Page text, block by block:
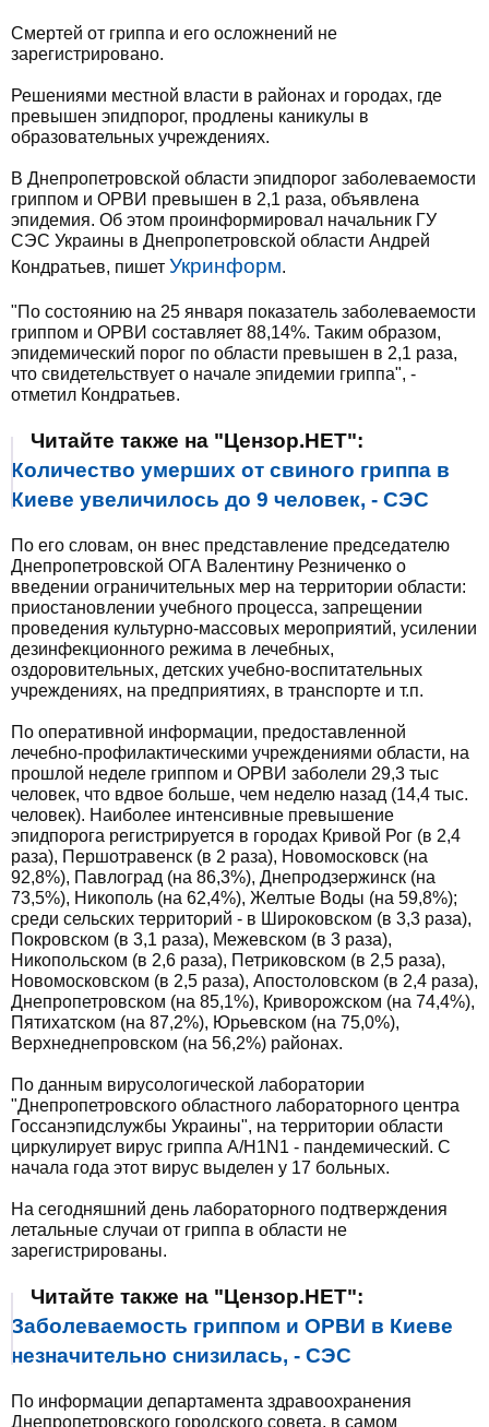
Смертей от гриппа и его осложнений не
зарегистрировано.
Решениями местной власти в районах и городах, где
превышен эпидпорог, продлены каникулы в
образовательных учреждениях.
В Днепропетровской области эпидпорог заболеваемости
гриппом и ОРВИ превышен в 2,1 раза, объявлена
эпидемия. Об этом проинформировал начальник ГУ
СЭС Украины в Днепропетровской области Андрей
Кондратьев, пишет Укринформ.
"По состоянию на 25 января показатель заболеваемости
гриппом и ОРВИ составляет 88,14%. Таким образом,
эпидемический порог по области превышен в 2,1 раза,
что свидетельствует о начале эпидемии гриппа", -
отметил Кондратьев.
Читайте также на "Цензор.НЕТ":
Количество умерших от свиного гриппа в
Киеве увеличилось до 9 человек, - СЭС
По его словам, он внес представление председателю
Днепропетровской ОГА Валентину Резниченко о
введении ограничительных мер на территории области:
приостановлении учебного процесса, запрещении
проведения культурно-массовых мероприятий, усилении
дезинфекционного режима в лечебных,
оздоровительных, детских учебно-воспитательных
учреждениях, на предприятиях, в транспорте и т.п.
По оперативной информации, предоставленной
лечебно-профилактическими учреждениями области, на
прошлой неделе гриппом и ОРВИ заболели 29,3 тыс
человек, что вдвое больше, чем неделю назад (14,4 тыс.
человек). Наиболее интенсивные превышение
эпидпорога регистрируется в городах Кривой Рог (в 2,4
раза), Першотравенск (в 2 раза), Новомосковск (на
92,8%), Павлоград (на 86,3%), Днепродзержинск (на
73,5%), Никополь (на 62,4%), Желтые Воды (на 59,8%);
среди сельских территорий - в Широковском (в 3,3 раза),
Покровском (в 3,1 раза), Межевском (в 3 раза),
Никопольском (в 2,6 раза), Петриковском (в 2,5 раза),
Новомосковском (в 2,5 раза), Апостоловском (в 2,4 раза),
Днепропетровском (на 85,1%), Криворожском (на 74,4%),
Пятихатском (на 87,2%), Юрьевском (на 75,0%),
Верхнеднепровском (на 56,2%) районах.
По данным вирусологической лаборатории
"Днепропетровского областного лабораторного центра
Госсанэпидслужбы Украины", на территории области
циркулирует вирус гриппа А/H1N1 - пандемический. С
начала года этот вирус выделен у 17 больных.
На сегодняшний день лабораторного подтверждения
летальные случаи от гриппа в области не
зарегистрированы.
Читайте также на "Цензор.НЕТ":
Заболеваемость гриппом и ОРВИ в Киеве
незначительно снизилась, - СЭС
По информации департамента здравоохранения
Днепропетровского городского совета, в самом